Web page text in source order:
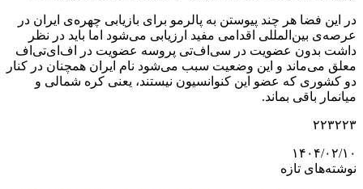
در این فضا هر چند پیوستن به پالرمو برای بازیابی چهره‌ی ایران در
عرصه‌ی بین‌المللی اقدامی مفید ارزیابی می‌شود اما باید در نظر
داشت بدون عضویت در سی‌اف‌تی پروسه عضویت در اف‌ای‌تی‌اف
معلق می‌ماند و این وضعیت سبب می‌شود نام ایران همچنان در کنار
دو کشوری که عضو این کنوانسیون نیستند، یعنی کره شمالی و
میانمار باقی بماند.
۲۲۳۲۲۳
۱۴۰۴/۰۲/۱۰
نوشته‌های تازه